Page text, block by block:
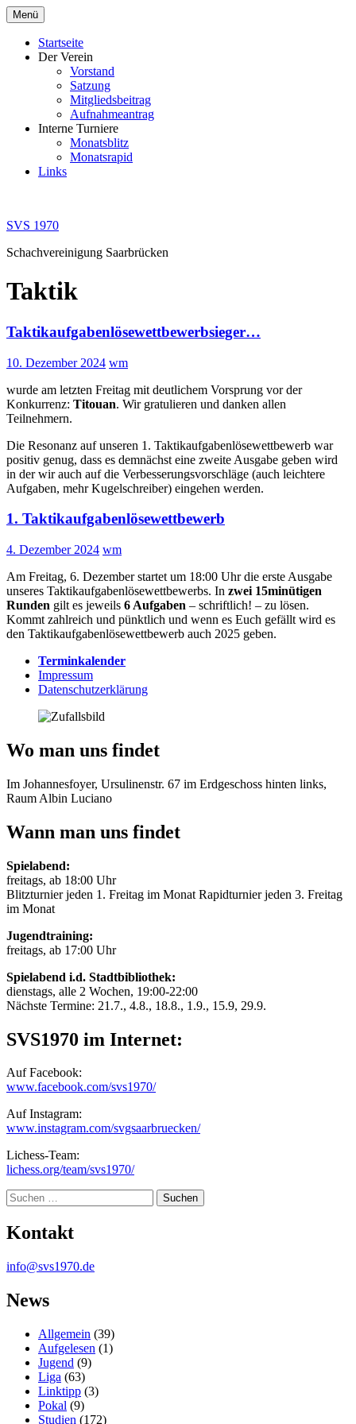
Zum
Inhalt
springen
Menü
Startseite
Der Verein
Vorstand
Satzung
Mitgliedsbeitrag
Aufnahmeantrag
Interne Turniere
Monatsblitz
Monatsrapid
Links
SVS 1970
Schachvereinigung Saarbrücken
Taktik
Taktikaufgabenlösewettbewerbsieger…
10. Dezember 2024 wm
wurde am letzten Freitag mit deutlichem Vorsprung vor der
Konkurrenz: Titouan. Wir gratulieren und danken allen
Teilnehmern.
Die Resonanz auf unseren 1. Taktikaufgabenlösewettbewerb war
positiv genug, dass es demnächst eine zweite Ausgabe geben wird
in der wir auch auf die Verbesserungsvorschläge (auch leichtere
Aufgaben, mehr Kugelschreiber) eingehen werden.
1. Taktikaufgabenlösewettbewerb
4. Dezember 2024 wm
Am Freitag, 6. Dezember startet um 18:00 Uhr die erste Ausgabe
unseres Taktikaufgabenlösewettbewerbs. In zwei 15minütigen
Runden gilt es jeweils 6 Aufgaben – schriftlich! – zu lösen.
Kommt zahlreich und pünktlich und wenn es Euch gefällt wird es
den Taktikaufgabenlösewettbewerb auch 2025 geben.
Terminkalender
Impressum
Datenschutzerklärung
Wo man uns findet
Im Johannesfoyer, Ursulinenstr. 67 im Erdgeschoss hinten links,
Raum Albin Luciano
Wann man uns findet
Spielabend:
freitags, ab 18:00 Uhr
Blitzturnier jeden 1. Freitag im Monat Rapidturnier jeden 3. Freitag
im Monat
Jugendtraining:
freitags, ab 17:00 Uhr
Spielabend i.d. Stadtbibliothek:
dienstags, alle 2 Wochen, 19:00-22:00
Nächste Termine: 21.7., 4.8., 18.8., 1.9., 15.9, 29.9.
SVS1970 im Internet:
Auf Facebook:
www.facebook.com/svs1970/
Auf Instagram:
www.instagram.com/svgsaarbruecken/
Lichess-Team:
lichess.org/team/svs1970/
Suche
Kontakt
info@svs1970.de
News
Allgemein (39)
Aufgelesen (1)
Jugend (9)
Liga (63)
Linktipp (3)
Pokal (9)
Studien (172)